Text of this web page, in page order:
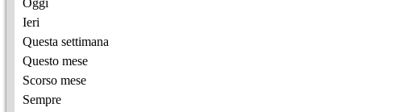
Ieri
Questa settimana
Questo mese
Scorso mese
Sempre